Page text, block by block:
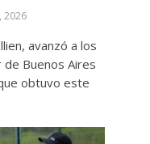
2026
avanzó a los
Buenos Aires
obtuvo este